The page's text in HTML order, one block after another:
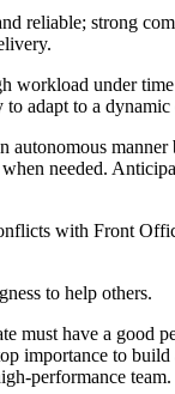
reliable; strong
workload under time
adapt to a
autonomous manner
needed.
with Front
to help others.
must have a good
importance to
performance team.